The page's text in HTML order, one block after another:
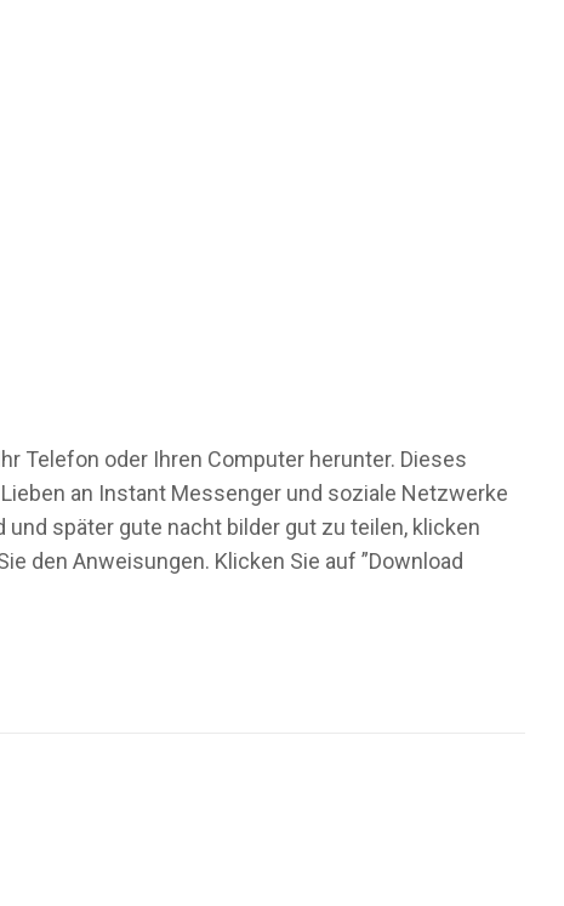
Telefon oder Ihren Computer herunter. Dieses
an Instant Messenger und soziale Netzwerke
und später gute nacht bilder gut zu teilen, klicken
den Anweisungen. Klicken Sie auf ”Download